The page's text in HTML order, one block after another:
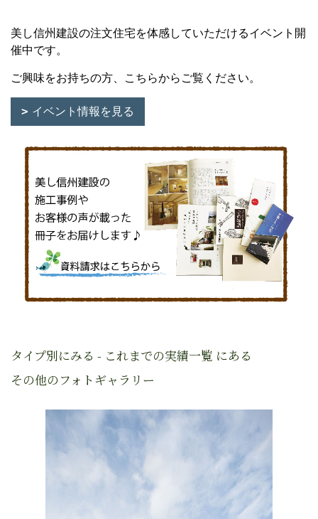
美し信州建設の注文住宅を体感していただけるイベント開
催中です。
ご興味をお持ちの方、こちらからご覧ください。
イベント情報を見る
タイプ別にみる - これまでの実績一覧 にある
その他のフォトギャラリー